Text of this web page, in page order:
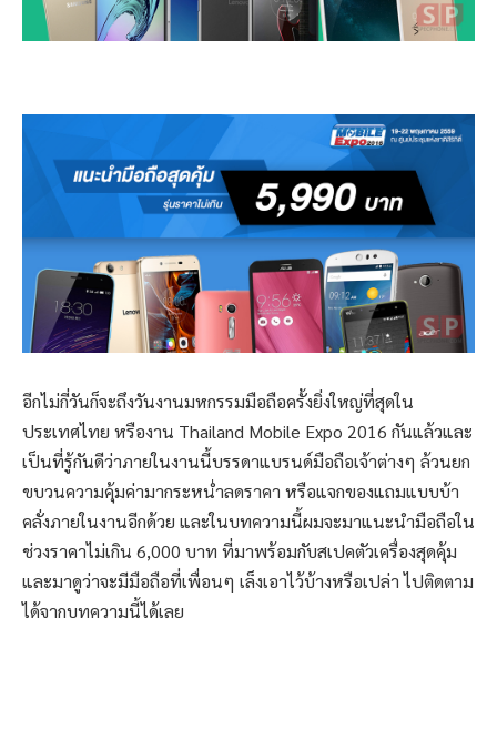
อีกไม่กี่วันก็จะถึงวันงานมหกรรมมือถือครั้งยิ่งใหญ่ที่สุดใน
ประเทศไทย หรืองาน Thailand Mobile Expo 2016 กันแล้วและ
เป็นที่รู้กันดีว่าภายในงานนี้บรรดาแบรนด์มือถือเจ้าต่างๆ ล้วนยก
ขบวนความคุ้มค่ามากระหน่ำลดราคา หรือแจกของแถมแบบบ้า
คลั่งภายในงานอีกด้วย และในบทความนี้ผมจะมาแนะนำมือถือใน
ช่วงราคาไม่เกิน 6,000 บาท ที่มาพร้อมกับสเปคตัวเครื่องสุดคุ้ม
และมาดูว่าจะมีมือถือที่เพื่อนๆ เล็งเอาไว้บ้างหรือเปล่า ไปติดตาม
ได้จากบทความนี้ได้เลย